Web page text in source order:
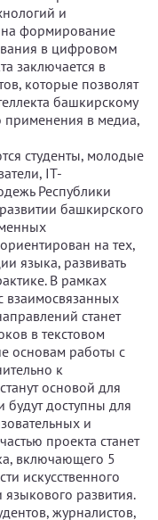
и
на формирование
в цифровом
заключается в
которые позволят
башкирскому
применения в медиа,
студенты, молодые
IT-
Республики
башкирского
на тех,
языка, развивать
В рамках
взаимосвязанных
станет
в текстовом
основам работы с
к
основой для
доступны для
и
проекта станет
включающего 5
искусственного
развития.
журналистов,